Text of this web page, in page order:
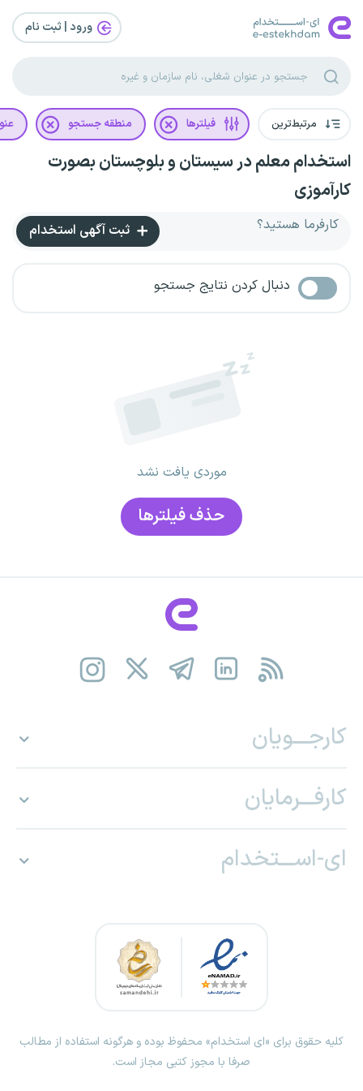
ورود | ثبت‌ نام
مرتبط‌ترین فیلترها منطقه جستجو
استخدام معلم در سیستان و بلوچستان بصورت
کارآموزی
کارفرما هستید؟ ثبت آگهی استخدام
دنبال کردن نتایج جستجو
موردی یافت نشد
حذف فیلتر‌ها
کارجـــویان
کارفـــرمایان
ای-اســـتخدام
کلیه حقوق برای «ای استخدام» محفوظ بوده و هرگونه استفاده از مطالب
صرفا با مجوز کتبی مجاز است.